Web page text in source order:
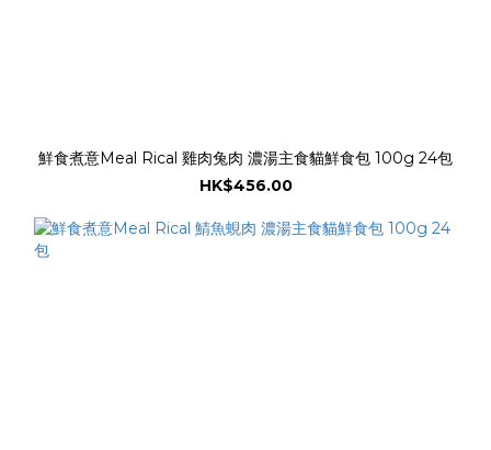
鮮食煮意Meal Rical 雞肉兔肉 濃湯主食貓鮮食包 100g 24包
HK$456.00